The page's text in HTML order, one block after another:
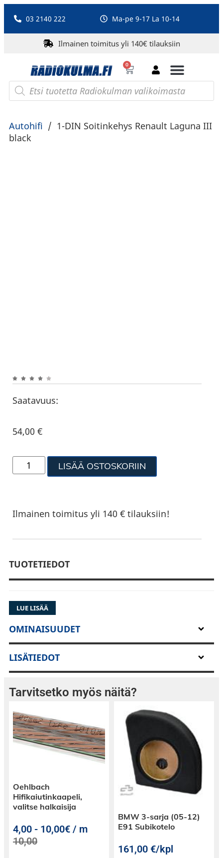
03 2140 222 Ma-pe 9-17 La 10-14
Ilmainen toimitus yli 140€ tilauksiin
0
Autohifi / 1-DIN Soitinkehys Renault Laguna III
black
Saatavuus:
54,00€
LISÄÄ OSTOSKORIIN
Ilmainen toimitus yli 140 € tilauksiin!
TUOTETIEDOT
LUE LISÄÄ
OMINAISUUDET
LISÄTIEDOT
Tarvitsetko myös näitä?
Oehlbach
Hifikaiutinkaapeli,
valitse halkaisija
4,00 - 10,00€ / m
10,00
BMW 3-sarja (05-12)
E91 Subikotelo
161,00€/kpl